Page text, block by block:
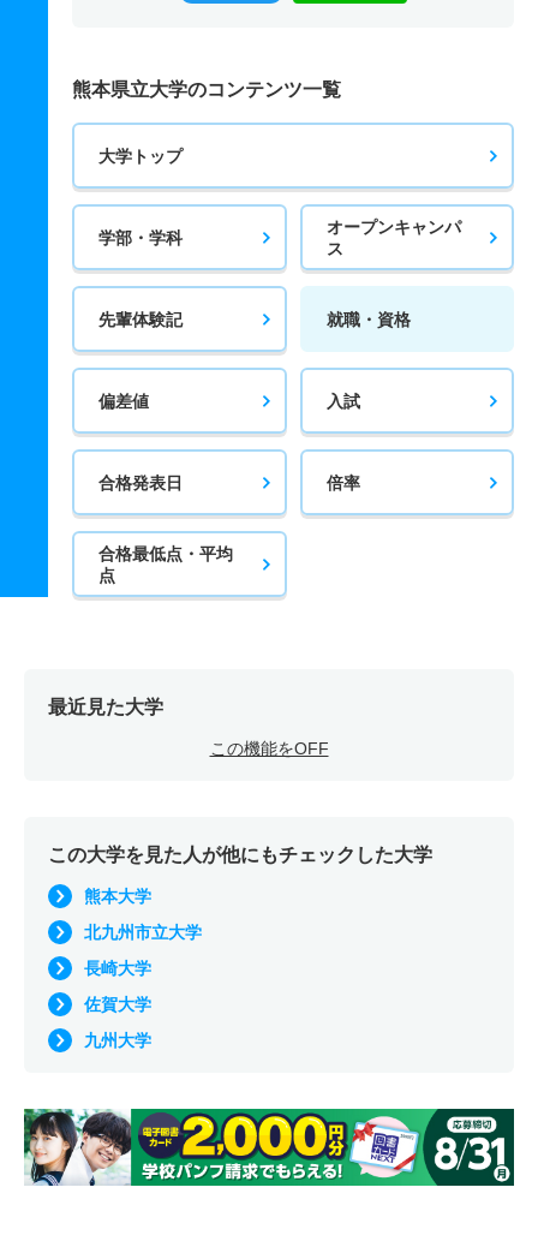
熊本県立大学のコンテンツ一覧
大学トップ
学部・学科
オープンキャンパ
ス
先輩体験記 就職・資格
偏差値 入試
合格発表日 倍率
合格最低点・平均
点
最近見た大学
この機能をOFF
この大学を見た人が他にもチェックした大学
熊本大学
北九州市立大学
長崎大学
佐賀大学
九州大学